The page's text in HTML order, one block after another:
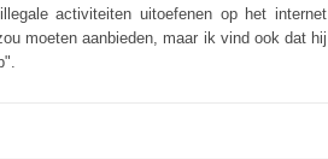
activiteiten uitoefenen op het internet
moeten aanbieden, maar ik vind ook dat hij